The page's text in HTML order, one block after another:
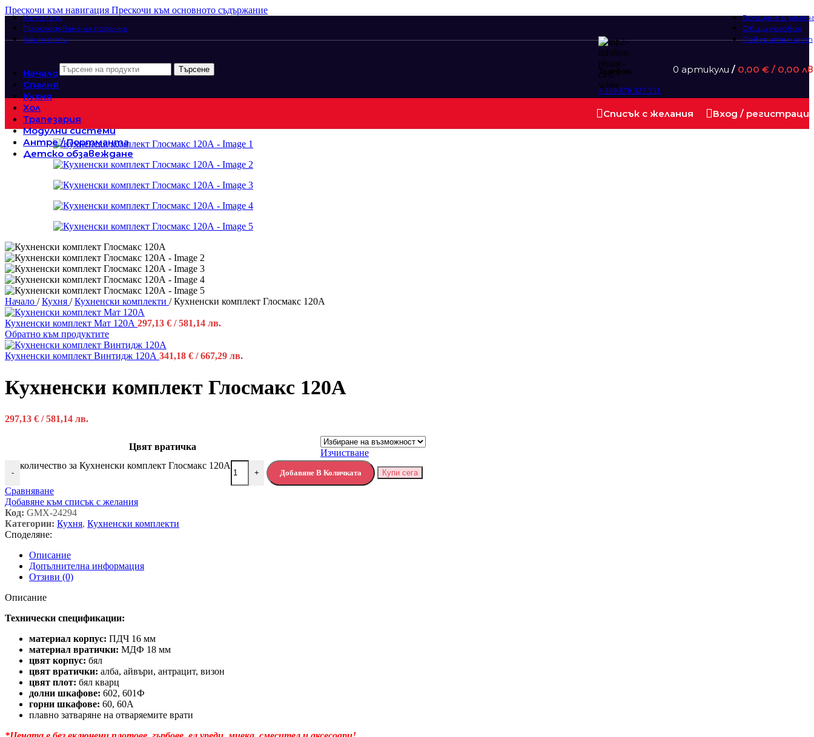
Прескочи към навигация Прескочи към основното съдържание
Каталози
Проследяване на поръчка
Контакти
Връщане и
Общи условия
Поверителност
Търсене Телефон:
+ 359 876 327 551
0 артикули / 0,00 € / 0,00
Начало
Спалня
Кухня
Хол
Трапезария
Модулни системи
Антре / Портманта
Детско обзавеждане
Списък с желания Вход /
Начало / Кухня / Кухненски комплекти / Кухненски комплект Глосмакс 120А
Кухненски комплект Мат 120А 297,13 € / 581,14 лв.
Обратно към продуктите
Кухненски комплект Винтидж 120А 341,18 € / 667,29 лв.
Кухненски комплект Глосмакс 120А
297,13 € / 581,14 лв.
Цвят вратичка
Изчистване
-
количество за Кухненски комплект Глосмакс 120А
+ Добавяне В Количката Купи сега
Сравняване
Добавяне към списък с желания
Код: GMX-24294
Категории: Кухня, Кухненски комплекти
Споделяне:
Описание
Допълнителна информация
Отзиви (0)
Описание
Технически спецификации:
материал корпус: ПДЧ 16 мм
материал вратички: МДФ 18 мм
цвят корпус: бял
цвят вратички: алба, айвъри, антрацит, визон
цвят плот: бял кварц
долни шкафове: 602, 601Ф
горни шкафове: 60, 60А
плавно затваряне на отваряемите врати